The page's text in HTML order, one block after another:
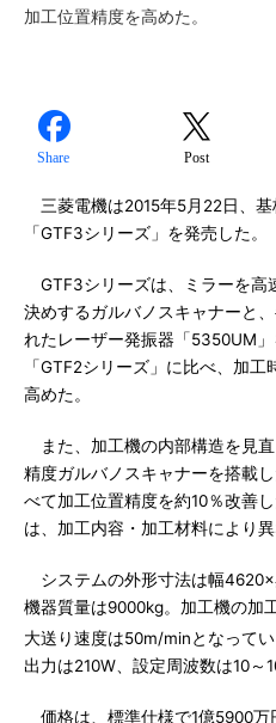
加工位置精度を高めた。
Share Post
三菱電機は2015年5月22日、
「GTF3シリーズ」を発売した。
GTF3シリーズは、ミラーを高
決めするガルバノスキャナーと
れたレーザー発振器「5350UM
「GTF2シリーズ」に比べ、加
高めた。
また、加工機の内部構造を見
精度ガルバノスキャナーを搭載
べて加工位置精度を約10％改善
は、加工内容・加工材料により異
システムの外形寸法は幅
機器質量は9000kg。加工機の加
大送り速度は50m/minとなって
出力は210W、設定周波数は10～
価格は、標準仕様で1億5900万